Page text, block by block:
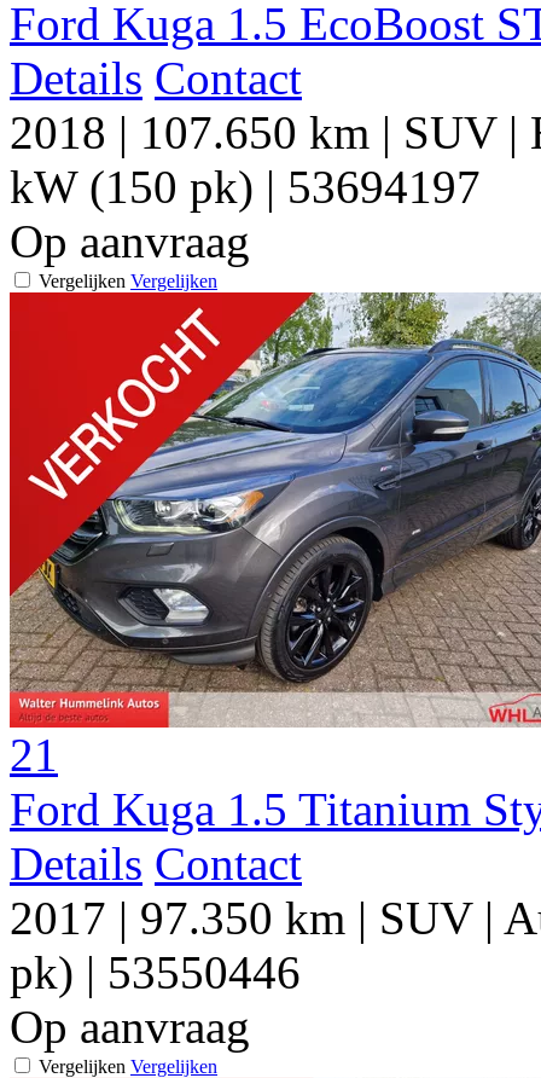
Ford Kuga 1.5 EcoBoost
Details Contact
2018 | 107.650 km | SUV|
kW (150 pk) | 53694197
Op aanvraag
Vergelijken Vergelijken
21
Ford Kuga 1.5 Titanium
Details Contact
2017 | 97.350 km | SUV|
pk) | 53550446
Op aanvraag
Vergelijken Vergelijken